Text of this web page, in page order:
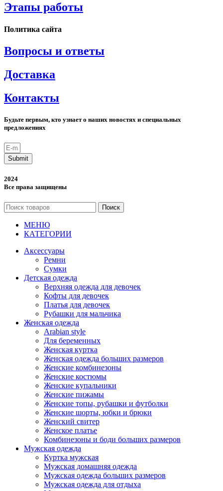
Этапы работы
Политика сайта
Вопросы и ответы
Доставка
Контакты
Будьте первым, кто узнает о наших новостях и специальных
предложениях
Submit
2024
Все права защищены
Поиск
МЕНЮ
КАТЕГОРИИ
Аксессуары
Ремни
Сумки
Детская одежда
Верхняя одежда для девочек
Кофты для девочек
Платья для девочек
Рубашки для мальчика
Женская одежда
Arabian style
Для беременных
Женская куртка
Женская одежда больших размеров
Женские комбинезоны
Женские костюмы
Женские купальники
Женские пижамы
Женские топы, рубашки и футболки
Женские шорты, юбки и брюки
Женский свитер
Женское платье
Комбинезоны и боди больших размеров
Мужская одежда
Куртка мужская
Мужская домашняя одежда
Мужская одежда больших размеров
Мужская одежда для отдыха